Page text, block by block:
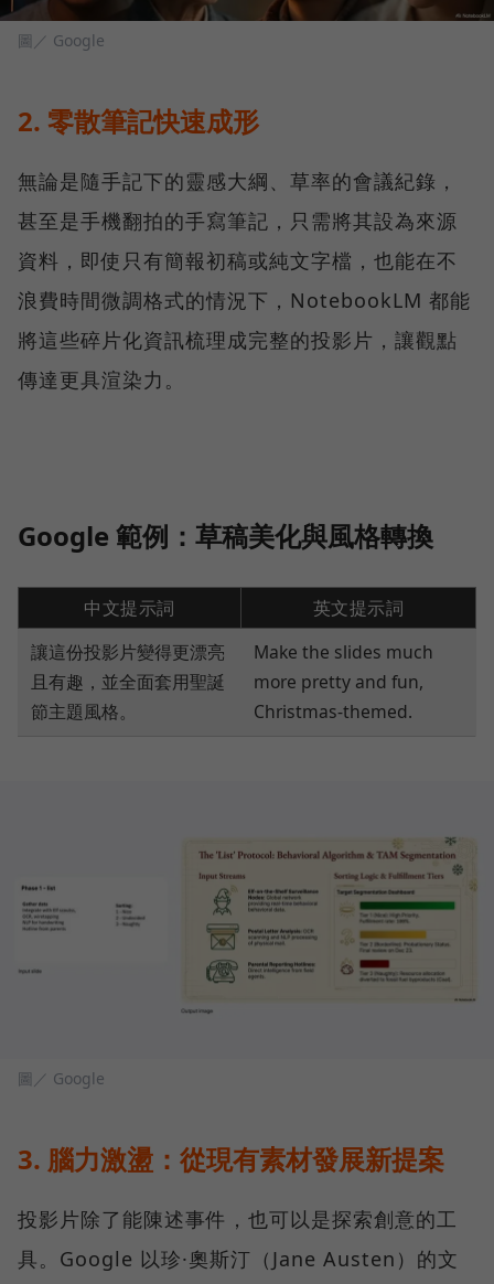
圖／ Google
2. 零散筆記快速成形
無論是隨手記下的靈感大綱、草率的會議紀錄，
甚至是手機翻拍的手寫筆記，只需將其設為來源
資料，即使只有簡報初稿或純文字檔，也能在不
浪費時間微調格式的情況下，NotebookLM 都能
將這些碎片化資訊梳理成完整的投影片，讓觀點
傳達更具渲染力。
Google 範例：草稿美化與風格轉換
中文提示詞
英文提示詞
讓這份投影片變得更漂亮
且有趣，並全面套用聖誕
節主題風格。
Make the slides much
more pretty and fun,
Christmas-themed.
圖／ Google
3. 腦力激盪：從現有素材發展新提案
投影片除了能陳述事件，也可以是探索創意的工
具。Google 以珍·奧斯汀（Jane Austen）的文